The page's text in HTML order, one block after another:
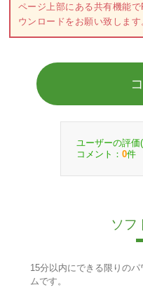
ページ上部にある共有機能
ウンロードをお願い致します
ユーザーの評価(
コメント： 0件
ソフ
15分以内にできる限りの
ムです。